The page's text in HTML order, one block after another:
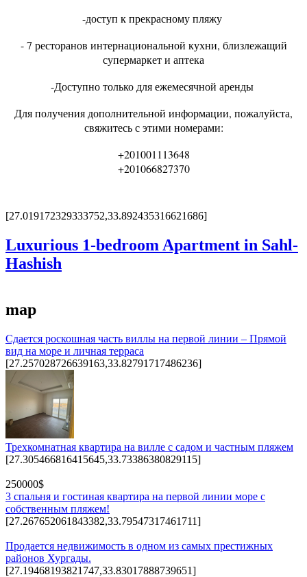
-доступ к прекрасному пляжу
- 7 ресторанов интернациональной кухни, близлежащий
супермаркет и аптека
-Доступно только для ежемесячной аренды
Для получения дополнительной информации, пожалуйста,
свяжитесь с этими номерами:
+201001113648
+201066827370
[27.019172329333752,33.892435316621686]
Luxurious 1-bedroom Apartment in Sahl-
Hashish
map
Сдается роскошная часть виллы на первой линии – Прямой
вид на море и личная терраса
[27.257028726639163,33.82791717486236]
Трехкомнатная квартира на вилле с садом и частным пляжем
[27.305466816415645,33.73386380829115]
250000$
3 спальня и гостиная квартира на первой линии море с
собственным пляжем!
[27.267652061843382,33.79547317461711]
Продается недвижимость в одном из самых престижных
районов Хургады.
[27.19468193821747,33.83017888739651]